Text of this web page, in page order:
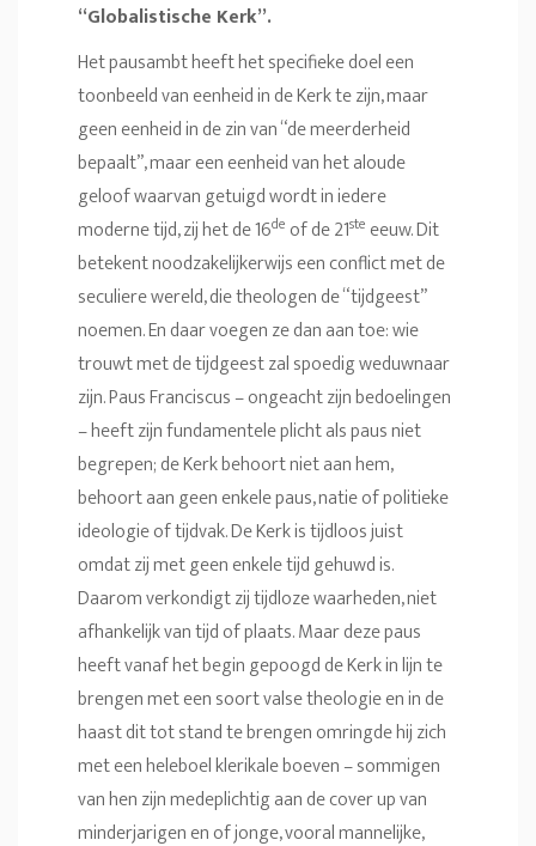
“Globalistische Kerk”.
Het pausambt heeft het specifieke doel een
toonbeeld van eenheid in de Kerk te zijn, maar
geen eenheid in de zin van “de meerderheid
bepaalt”, maar een eenheid van het aloude
geloof waarvan getuigd wordt in iedere
moderne tijd, zij het de 16de of de 21ste eeuw. Dit
betekent noodzakelijkerwijs een conflict met de
seculiere wereld, die theologen de “tijdgeest”
noemen. En daar voegen ze dan aan toe: wie
trouwt met de tijdgeest zal spoedig weduwnaar
zijn. Paus Franciscus – ongeacht zijn bedoelingen
– heeft zijn fundamentele plicht als paus niet
begrepen; de Kerk behoort niet aan hem,
behoort aan geen enkele paus, natie of politieke
ideologie of tijdvak. De Kerk is tijdloos juist
omdat zij met geen enkele tijd gehuwd is.
Daarom verkondigt zij tijdloze waarheden, niet
afhankelijk van tijd of plaats. Maar deze paus
heeft vanaf het begin gepoogd de Kerk in lijn te
brengen met een soort valse theologie en in de
haast dit tot stand te brengen omringde hij zich
met een heleboel klerikale boeven – sommigen
van hen zijn medeplichtig aan de cover up van
minderjarigen en of jonge, vooral mannelijke,